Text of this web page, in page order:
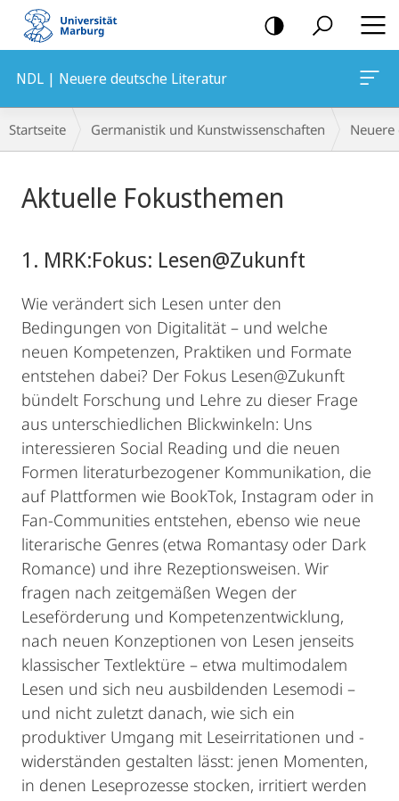
Mobile-
Navigation
NDL | Neuere deutsche Literatur
Breadcrumb-
Navigation
Startseite Germanistik und Kunstwissenschaften
Aktuelle Fokusthemen
1. MRK:Fokus: Lesen@Zukunft
Wie verändert sich Lesen unter den
Bedingungen von Digitalität – und welche
neuen Kompetenzen, Praktiken und Formate
entstehen dabei? Der Fokus Lesen@Zukunft
bündelt Forschung und Lehre zu dieser Frage
aus unterschiedlichen Blickwinkeln: Uns
interessieren Social Reading und die neuen
Formen literaturbezogener Kommunikation, die
auf Plattformen wie BookTok, Instagram oder in
Fan-Communities entstehen, ebenso wie neue
literarische Genres (etwa Romantasy oder Dark
Romance) und ihre Rezeptionsweisen. Wir
fragen nach zeitgemäßen Wegen der
Leseförderung und Kompetenzentwicklung,
nach neuen Konzeptionen von Lesen jenseits
klassischer Textlektüre – etwa multimodalem
Lesen und sich neu ausbildenden Lesemodi –
und nicht zuletzt danach, wie sich ein
produktiver Umgang mit Leseirritationen und -
widerständen gestalten lässt: jenen Momenten,
in denen Leseprozesse stocken, irritiert werden